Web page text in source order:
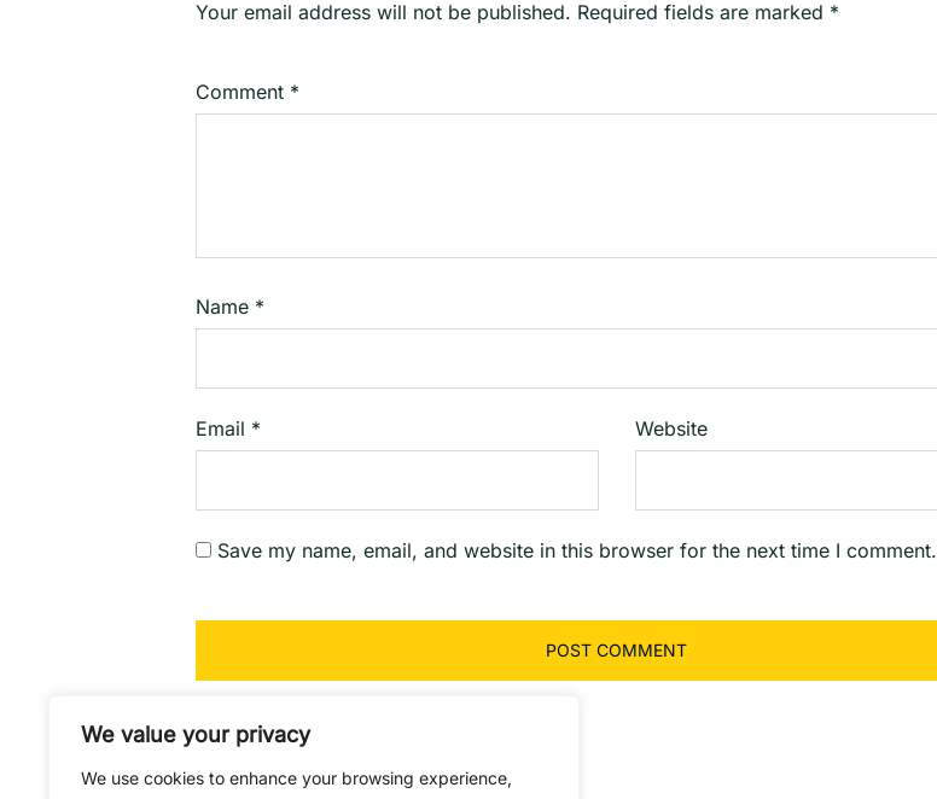
We value your privacy
We use cookies to enhance your browsing experience,
Your email address will not be published. Required fields are marked *
Comment *
Name *
Email * Website
Save my name, email, and website in this browser for the next time I comment.